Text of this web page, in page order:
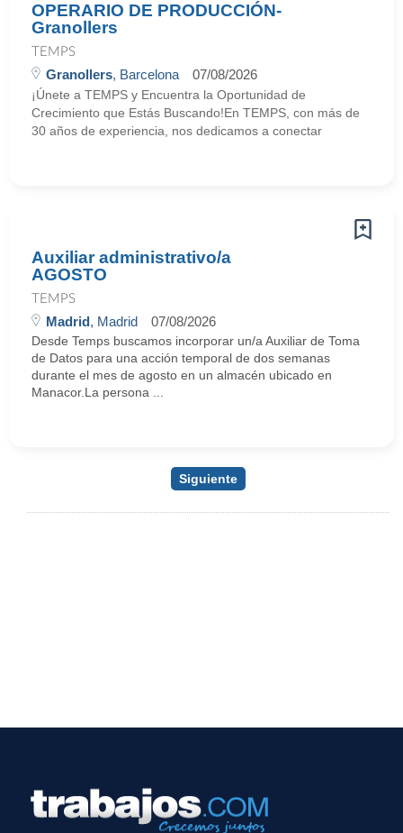
OPERARIO DE PRODUCCIÓN-
Granollers
TEMPS
Granollers, Barcelona 07/08/2026
¡Únete a TEMPS y Encuentra la Oportunidad de
Crecimiento que Estás Buscando!En TEMPS, con más de
30 años de experiencia, nos dedicamos a conectar
Auxiliar administrativo/a
AGOSTO
TEMPS
Madrid, Madrid 07/08/2026
Desde Temps buscamos incorporar un/a Auxiliar de Toma
de Datos para una acción temporal de dos semanas
durante el mes de agosto en un almacén ubicado en
Manacor.La persona ...
Siguiente